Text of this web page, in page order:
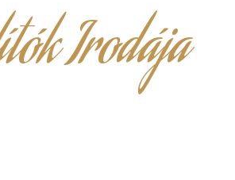
Irodája